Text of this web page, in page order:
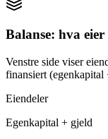
Balanse: hva
Venstre side viser
finansiert
Eiendeler
Egenkapital + gjeld